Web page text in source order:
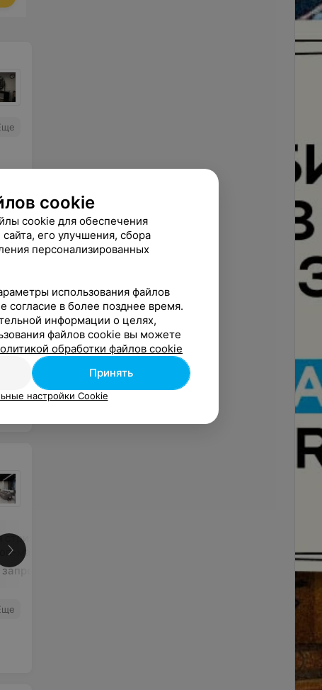
в 1 тон средней
Окрашивание в 1 тон
длинных волос
Цена по запросу
длинных
мастер)
cookie
cookie для обеспечения
его улучшения, сбора
персонализированных
использования файлов
согласие в более позднее время.
информации о целях,
файлов cookie вы можете
обработки файлов cookie
Принять
настройки Cookie